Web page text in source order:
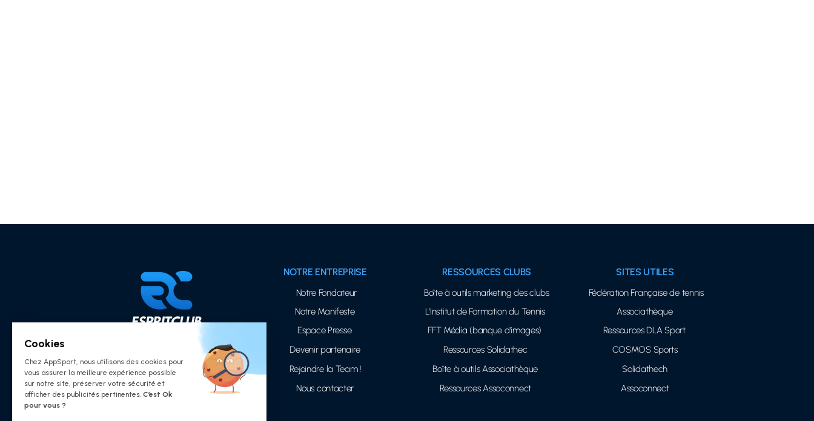
NOTRE ENTREPRISE
Notre Fondateur
Notre Manifeste
Espace Presse
Devenir partenaire
Rejoindre la Team !
Nous contacter
RESSOURCES CLUBS
Boîte à outils marketing des clubs
L'Institut de Formation du Tennis
FFT Média (banque d'images)
Ressources Solidathec
Boîte à outils Associathèque
Ressources Assoconnect
SITES UTILES
Fédération Française de tennis
Associathèque
Ressources DLA Sport
COSMOS Sports
Solidathech
Assoconnect